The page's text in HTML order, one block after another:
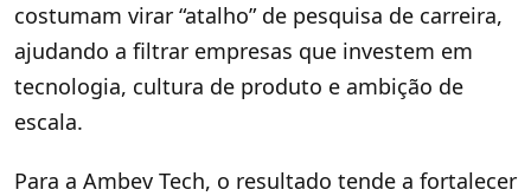
costumam virar “atalho” de pesquisa de carreira,
ajudando a filtrar empresas que investem em
tecnologia, cultura de produto e ambição de
escala.
Para a Ambev Tech, o resultado tende a fortalecer